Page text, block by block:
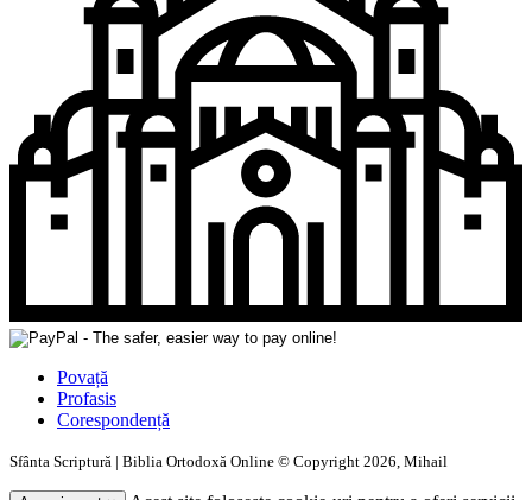
Povață
Profasis
Corespondență
Sfânta Scriptură | Biblia Ortodoxă Online © Copyright 2026, Mihail